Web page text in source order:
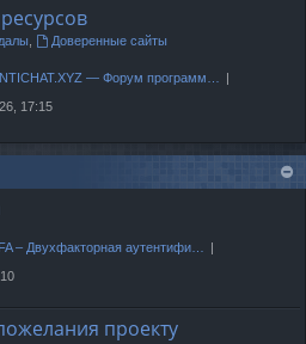
Доверенные сайты
— Форум программ…
17:15
– Двухфакторная аутентифи…
проекту